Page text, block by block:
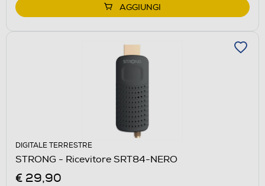
AGGIUNGI
DIGITALE TERRESTRE
STRONG - Ricevitore SRT84-NERO
€ 29,90